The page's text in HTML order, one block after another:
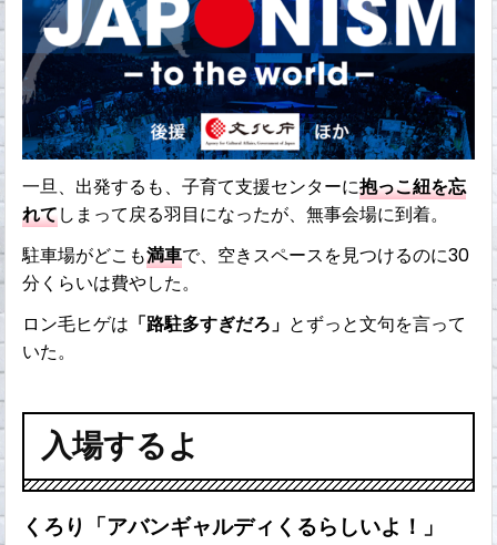
一旦、出発するも、子育て支援センターに抱っこ紐を忘
れてしまって戻る羽目になったが、無事会場に到着。
駐車場がどこも満車で、空きスペースを見つけるのに30
分くらいは費やした。
ロン毛ヒゲは 「路駐多すぎだろ」 とずっと文句を言って
いた。
入場するよ
くろり「アバンギャルディくるらしいよ！」